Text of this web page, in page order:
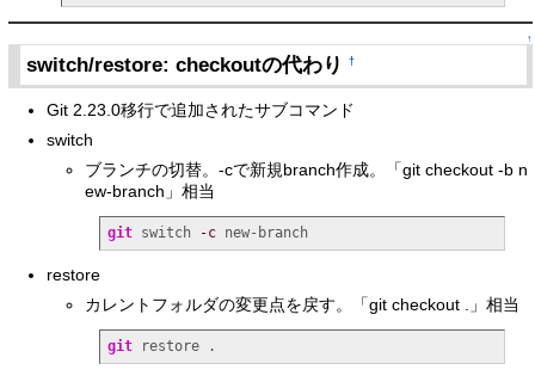
↑
switch/restore: checkoutの代わり†
Git 2.23.0移行で追加されたサブコマンド
switch
ブランチの切替。-cで新規branch作成。「git checkout -b n
ew-branch」相当
git switch -c new-branch
restore
カレントフォルダの変更点を戻す。「git checkout .」相当
git restore .